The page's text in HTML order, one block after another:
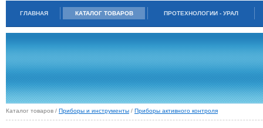
ГЛАВНАЯ КАТАЛОГ ТОВАРОВ ПРОТЕХНОЛОГИИ - УРАЛ
Каталог товаров / Приборы и инструменты / Приборы активного контроля